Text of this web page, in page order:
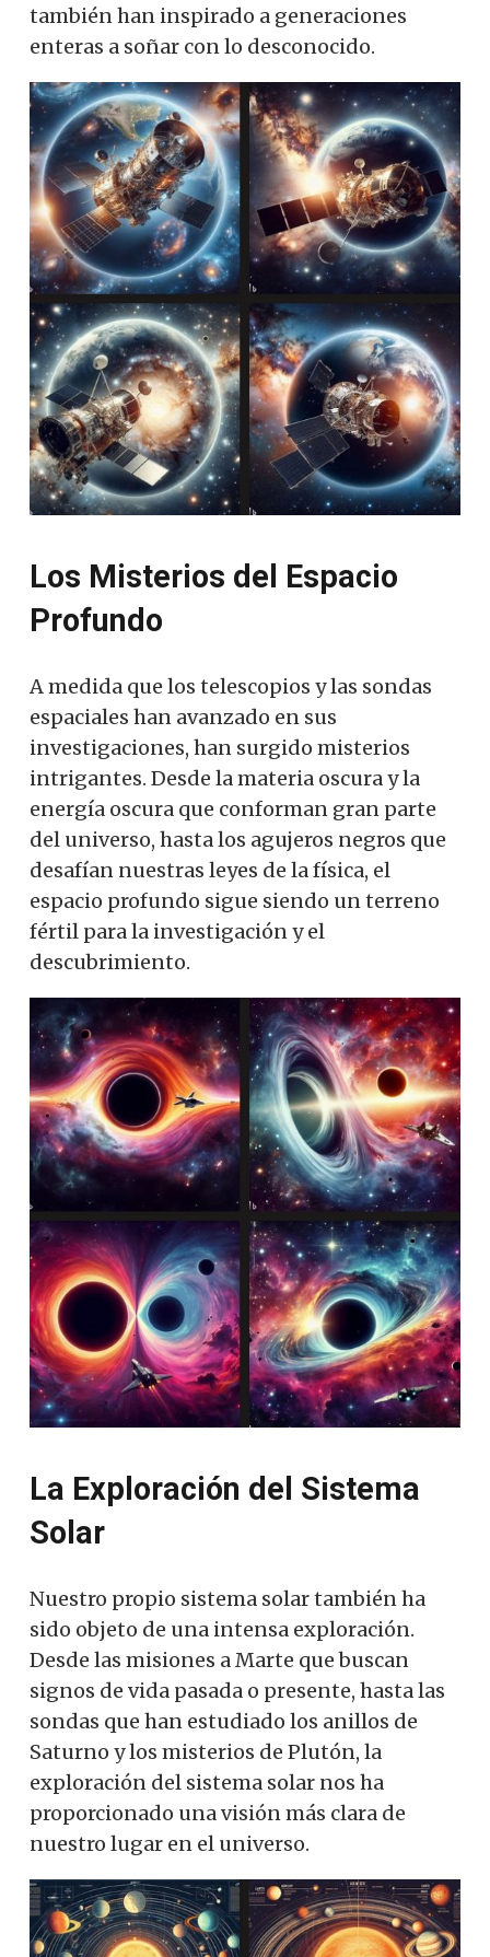
también han inspirado a generaciones
enteras a soñar con lo desconocido.
Los Misterios del Espacio
Profundo
A medida que los telescopios y las sondas
espaciales han avanzado en sus
investigaciones, han surgido misterios
intrigantes. Desde la materia oscura y la
energía oscura que conforman gran parte
del universo, hasta los agujeros negros que
desafían nuestras leyes de la física, el
espacio profundo sigue siendo un terreno
fértil para la investigación y el
descubrimiento.
La Exploración del Sistema
Solar
Nuestro propio sistema solar también ha
sido objeto de una intensa exploración.
Desde las misiones a Marte que buscan
signos de vida pasada o presente, hasta las
sondas que han estudiado los anillos de
Saturno y los misterios de Plutón, la
exploración del sistema solar nos ha
proporcionado una visión más clara de
nuestro lugar en el universo.